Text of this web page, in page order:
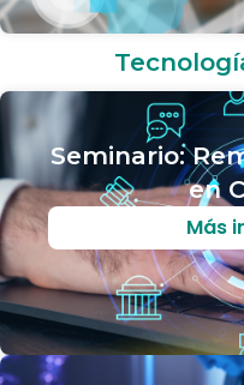
Seminario:
en
Más